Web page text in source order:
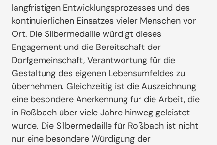
langfristigen Entwicklungsprozesses und des
kontinuierlichen Einsatzes vieler Menschen vor
Ort. Die Silbermedaille würdigt dieses
Engagement und die Bereitschaft der
Dorfgemeinschaft, Verantwortung für die
Gestaltung des eigenen Lebensumfeldes zu
übernehmen. Gleichzeitig ist die Auszeichnung
eine besondere Anerkennung für die Arbeit, die
in Roßbach über viele Jahre hinweg geleistet
wurde. Die Silbermedaille für Roßbach ist nicht
nur eine besondere Würdigung der